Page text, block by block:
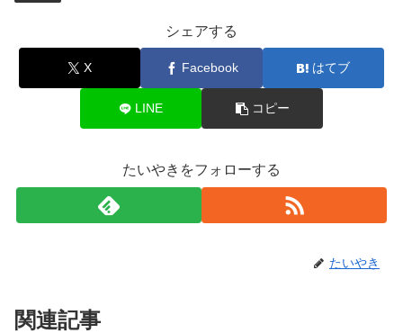
シェアする
X Facebook はてブ
LINE コピー
たいやきをフォローする
たいやき
関連記事